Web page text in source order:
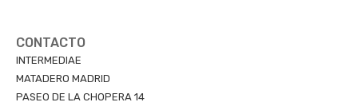
CONTACTO
INTERMEDIAE
MATADERO MADRID
PASEO DE LA CHOPERA 14